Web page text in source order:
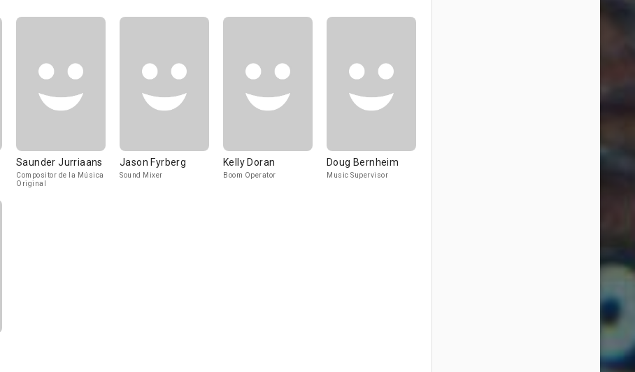
Saunder Jurriaans
Compositor de la Música
Original
Jason Fyrberg
Sound Mixer
Kelly Doran
Boom Operator
Doug Bernheim
Music Supervisor